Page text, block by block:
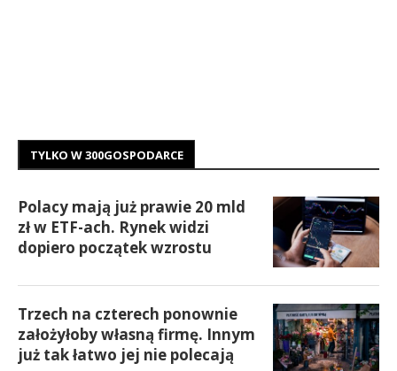
TYLKO W 300GOSPODARCE
Polacy mają już prawie 20 mld
zł w ETF-ach. Rynek widzi
dopiero początek wzrostu
Trzech na czterech ponownie
założyłoby własną firmę. Innym
już tak łatwo jej nie polecają